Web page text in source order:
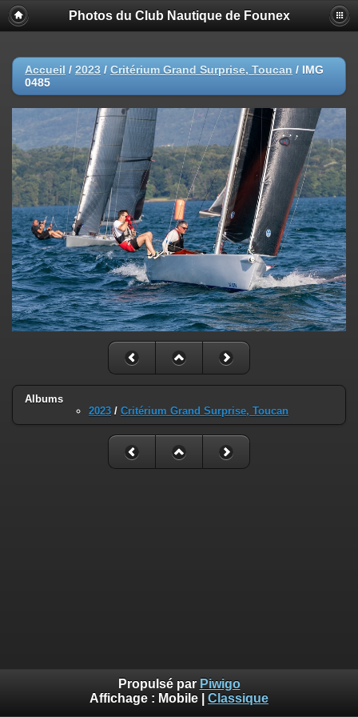
Photos du Club Nautique de Founex
Accueil / 2023 / Critérium Grand Surprise, Toucan / IMG
0485
Albums
2023 / Critérium Grand Surprise, Toucan
Propulsé par Piwigo
Affichage : Mobile Classique